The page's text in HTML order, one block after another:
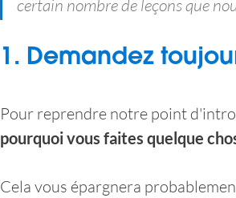
certain nombre de leçons que
1. Demandez
Pour reprendre notre point
pourquoi vous faites quelque
Cela vous épargnera